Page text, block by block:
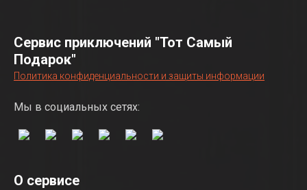
Сервис приключений "Тот Самый
Подарок"
Политика конфиденциальности и защиты информации
Мы в социальных сетях:
О сервисе